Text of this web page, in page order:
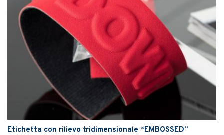
Etichetta con rilievo tridimensionale “EMBOSSED”